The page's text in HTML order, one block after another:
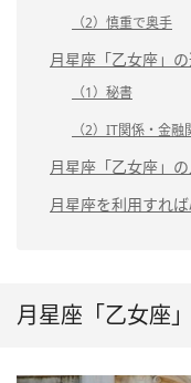
（2）慎重で奥手
月星座「乙女座」
（1）秘書
（2）IT関係・金融
月星座「乙女座」
月星座を利用すれ
月星座「乙女座